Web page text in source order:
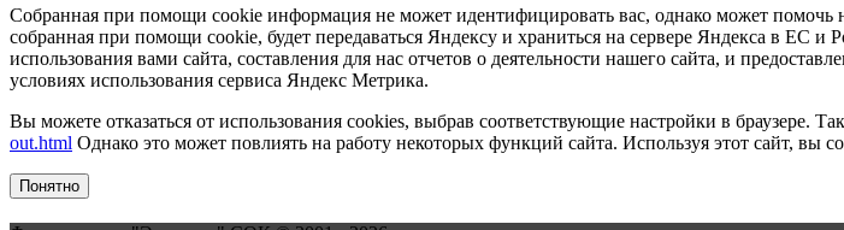
Собранная при помощи cookie информация не может идентифицировать вас, однако может
собранная при помощи cookie, будет передаваться Яндексу и храниться на сервере Яндекса в ЕС
использования вами сайта, составления для нас отчетов о деятельности нашего сайта, и
условиях использования сервиса Яндекс Метрика.
Вы можете отказаться от использования cookies, выбрав соответствующие настройки в браузере.
out.html Однако это может повлиять на работу некоторых функций сайта. Используя этот сайт, вы
Понятно